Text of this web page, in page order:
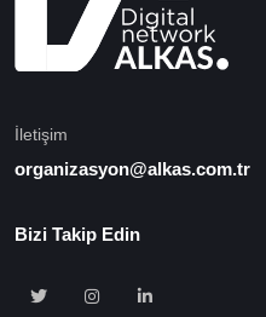
İletişim
organizasyon@alkas.com.tr
Bizi Takip Edin